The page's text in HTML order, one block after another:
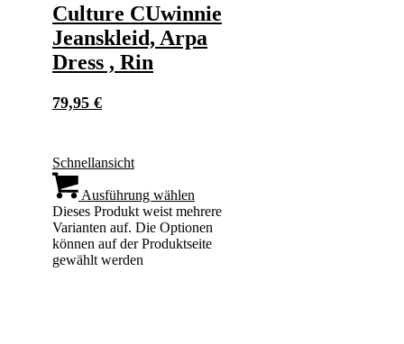
Culture CUwinnie
Jeanskleid, Arpa
Dress , Rin
79,95 €
Schnellansicht
Ausführung wählen
Dieses Produkt weist mehrere
Varianten auf. Die Optionen
können auf der Produktseite
gewählt werden